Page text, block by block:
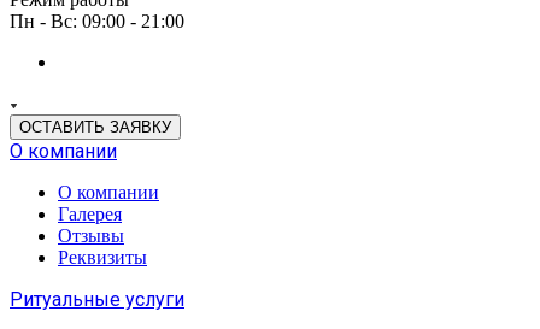
Пн - Вс: 09:00 - 21:00
ОСТАВИТЬ ЗАЯВКУ
О компании
О компании
Галерея
Отзывы
Реквизиты
Ритуальные услуги